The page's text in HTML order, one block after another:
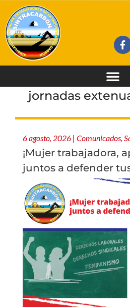
jornadas
6 agosto, 2026 | Comunicados,
¡Mujer trabajadora,
juntos a defender